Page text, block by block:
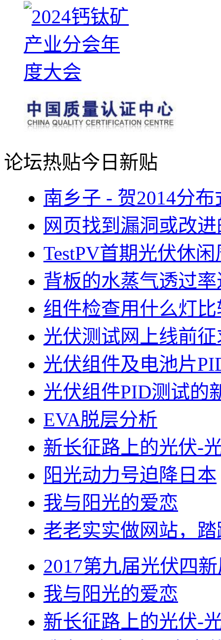
论坛热贴今日新贴
南乡子 - 贺2014分
网页找到漏洞或改
TestPV首期光伏休
背板的水蒸气透过
组件检查用什么灯
光伏测试网上线前
光伏组件及电池片
光伏组件PID测试的
EVA脱层分析
新长征路上的光伏-
阳光动力号迫降日本
我与阳光的爱恋
老老实实做网站，
2017第九届光伏四
我与阳光的爱恋
新长征路上的光伏-